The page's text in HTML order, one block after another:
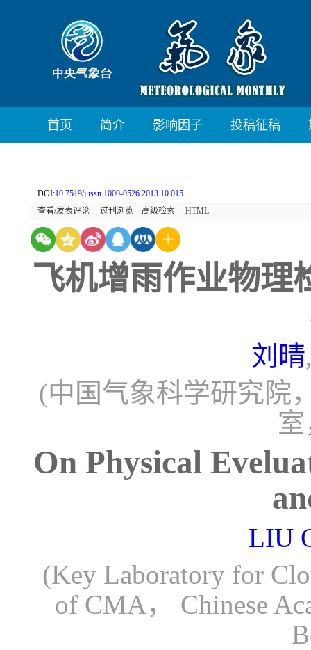
首页 简介 影响因子 投稿征稿
DOI:10.7519/j.issn.1000-0526.2013.10.015
查看/发表评论
过刊浏览 高级检索 HTML
飞机增雨作业物理
刘晴
(中国气象科学研究院
室
On Physical
LIU
(Key Laboratory for
of CMA， Chinese